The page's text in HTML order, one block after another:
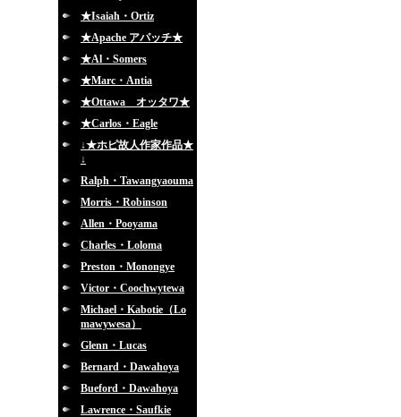
★Isaiah・Ortiz
★Apache アパッチ★
★Al・Somers
★Marc・Antia
★Ottawa オッタワ★
★Carlos・Eagle
↓★ホピ故人作家作品★
↓
Ralph・Tawangyaouma
Morris・Robinson
Allen・Pooyama
Charles・Loloma
Preston・Monongye
Victor・Coochwytewa
Michael・Kabotie（Lo
mawywesa）
Glenn・Lucas
Bernard・Dawahoya
Bueford・Dawahoya
Lawrence・Saufkie